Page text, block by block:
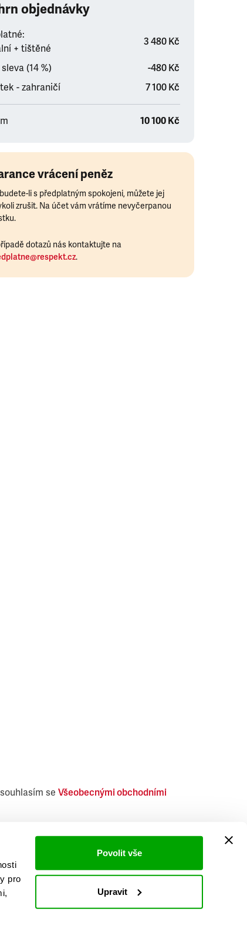
pro
Povolit vše
Upravit
objednávky
+ tištěné
3 480 Kč
(14 %)
-480 Kč
- zahraničí
7 100 Kč
10 100 Kč
vrácení peněz
li s předplatným spokojeni, můžete jej
zrušit. Na účet vám vrátíme nevyčerpanou
dotazů nás kontaktujte na
.
se Všeobecnými obchodními